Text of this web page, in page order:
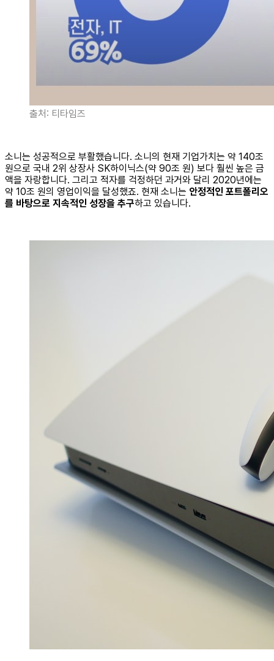
출처: 티타임즈
소니는 성공적으로 부활했습니다. 소니의 현재 기업가치는 약 140조
원으로 국내 2위 상장사 SK하이닉스(약 90조 원) 보다 훨씬 높은 금
액을 자랑합니다. 그리고 적자를 걱정하던 과거와 달리 2020년에는
약 10조 원의 영업이익을 달성했죠. 현재 소니는 안정적인 포트폴리오
를 바탕으로 지속적인 성장을 추구하고 있습니다.